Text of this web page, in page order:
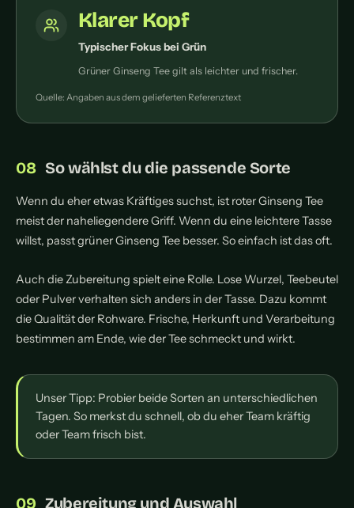
Klarer Kopf
Typischer Fokus bei Grün
Grüner Ginseng Tee gilt als leichter und frischer.
Quelle: Angaben aus dem gelieferten Referenztext
So wählst du die passende Sorte
Wenn du eher etwas Kräftiges suchst, ist roter Ginseng Tee
meist der naheliegendere Griff. Wenn du eine leichtere Tasse
willst, passt grüner Ginseng Tee besser. So einfach ist das oft.
Auch die Zubereitung spielt eine Rolle. Lose Wurzel, Teebeutel
oder Pulver verhalten sich anders in der Tasse. Dazu kommt
die Qualität der Rohware. Frische, Herkunft und Verarbeitung
bestimmen am Ende, wie der Tee schmeckt und wirkt.
Unser Tipp: Probier beide Sorten an unterschiedlichen
Tagen. So merkst du schnell, ob du eher Team kräftig
oder Team frisch bist.
Zubereitung und Auswahl